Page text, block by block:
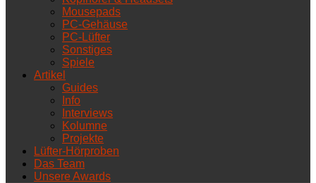
Mousepads
PC-Gehäuse
PC-Lüfter
Sonstiges
Spiele
Artikel
Guides
Info
Interviews
Kolumne
Projekte
Lüfter-Hörproben
Das Team
Unsere Awards